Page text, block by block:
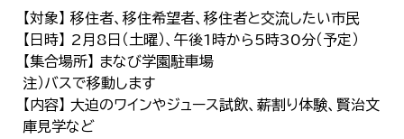
【対象】 移住者、移住希望者、移住者と交流したい市民
【日時】 2月8日（土曜）、午後1時から5時30分（予定）
【集合場所】 まなび学園駐車場
注）バスで移動します
【内容】 大迫のワインやジュース試飲、薪割り体験、賢治文
庫見学など